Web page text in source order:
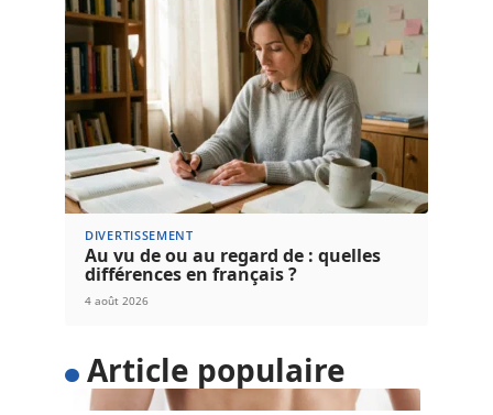
DIVERTISSEMENT
Au vu de ou au regard de : quelles
différences en français ?
4 août 2026
Article populaire